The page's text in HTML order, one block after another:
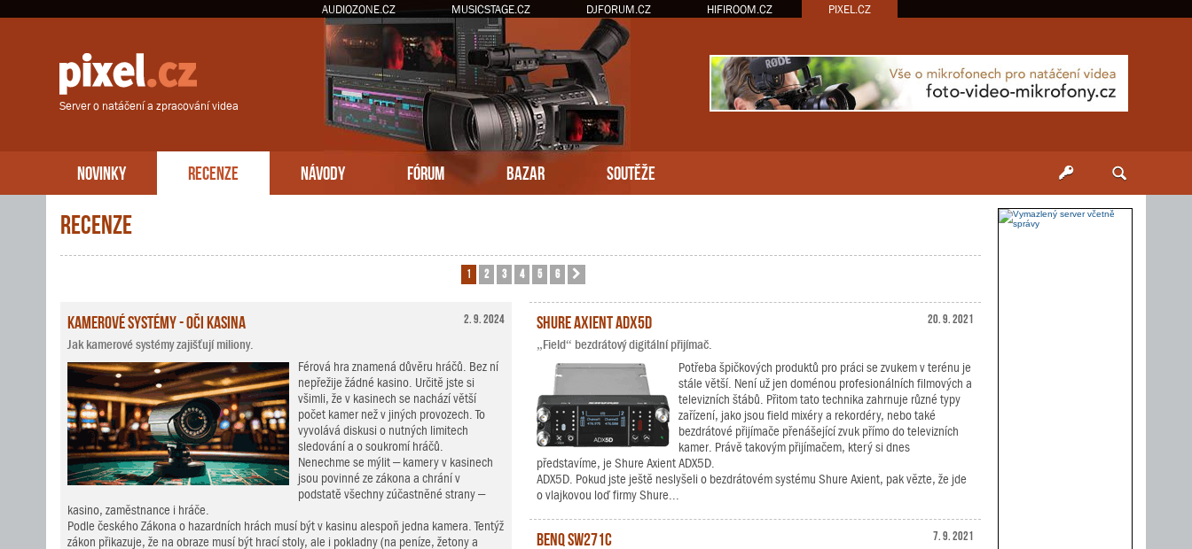
AUDIOZONE.CZ MUSICSTAGE.CZ DJFORUM.CZ HIFIROOM.CZ PIXEL.CZ
Server o natáčení a zpracování videa
NOVINKY RECENZE NÁVODY FÓRUM BAZAR SOUTĚŽE
Recenze
1 2 3 4 5 6
2. 9. 2024
Kamerové systémy - oči kasina
Jak kamerové systémy zajišťují miliony.
Férová hra znamená důvěru hráčů. Bez ní
nepřežije žádné kasino. Určitě jste si
všimli, že v kasinech se nachází větší
počet kamer než v jiných provozech. To
vyvolává diskusi o nutných limitech
sledování a o soukromí hráčů.
Nenechme se mýlit – kamery v kasinech
jsou povinné ze zákona a chrání v
podstatě všechny zúčastněné strany –
kasino, zaměstnance i hráče.
Podle českého Zákona o hazardních hrách musí být v kasinu alespoň jedna kamera. Tentýž
zákon přikazuje, že na obraze musí být hrací stoly, ale i pokladny (na peníze, žetony a
20. 9. 2021
Shure Axient ADX5D
„Field“ bezdrátový digitální přijímač.
Potřeba špičkových produktů pro práci se zvukem v terénu je
stále větší. Není už jen doménou profesionálních filmových a
televizních štábů. Přitom tato technika zahrnuje různé typy
zařízení, jako jsou field mixéry a rekordéry, nebo také
bezdrátové přijímače přenášející zvuk přímo do televizních
kamer. Právě takovým přijímačem, který si dnes
představíme, je Shure Axient ADX5D.
ADX5D. Pokud jste ještě neslyšeli o bezdrátovém systému Shure Axient, pak vězte, že jde
o vlajkovou loď firmy Shure...
7. 9. 2021
BenQ SW271C